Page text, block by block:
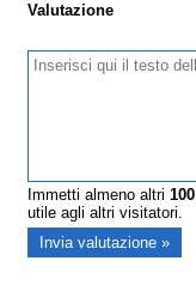
Valutazione
Immetti almeno altri100
utile agli altri visitatori.